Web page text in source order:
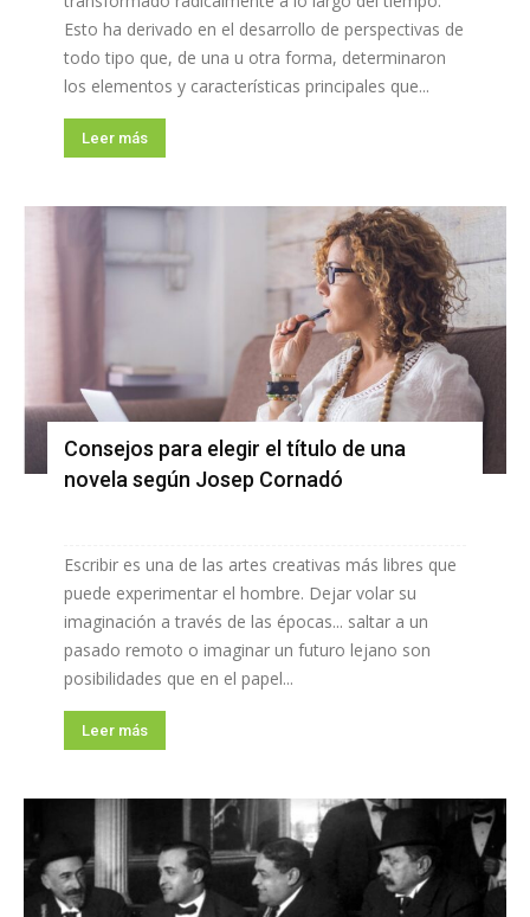
Esto ha derivado en el desarrollo de perspectivas de
todo tipo que, de una u otra forma, determinaron
los elementos y características principales que...
Leer más
Consejos para elegir el título de una
novela según Josep Cornadó
Escribir es una de las artes creativas más libres que
puede experimentar el hombre. Dejar volar su
imaginación a través de las épocas... saltar a un
pasado remoto o imaginar un futuro lejano son
posibilidades que en el papel...
Leer más